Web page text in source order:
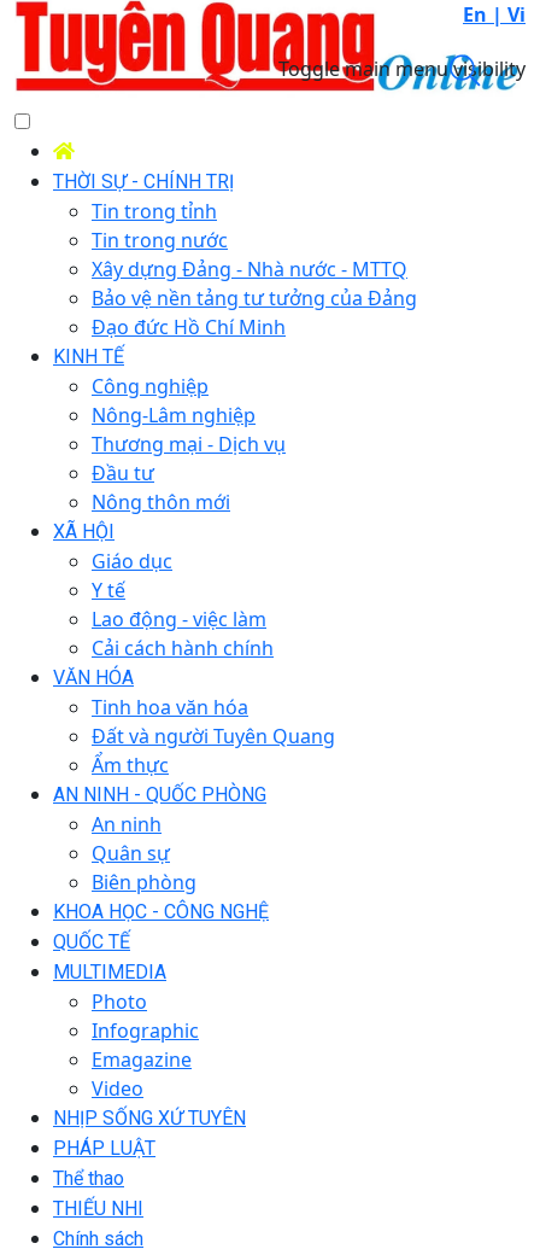
En | Vi
Toggle main menu visibility
THỜI SỰ - CHÍNH TRỊ
Tin trong tỉnh
Tin trong nước
Xây dựng Đảng - Nhà nước - MTTQ
Bảo vệ nền tảng tư tưởng của Đảng
Đạo đức Hồ Chí Minh
KINH TẾ
Công nghiệp
Nông-Lâm nghiệp
Thương mại - Dịch vụ
Đầu tư
Nông thôn mới
XÃ HỘI
Giáo dục
Y tế
Lao động - việc làm
Cải cách hành chính
VĂN HÓA
Tinh hoa văn hóa
Đất và người Tuyên Quang
Ẩm thực
AN NINH - QUỐC PHÒNG
An ninh
Quân sự
Biên phòng
KHOA HỌC - CÔNG NGHỆ
QUỐC TẾ
MULTIMEDIA
Photo
Infographic
Emagazine
Video
NHỊP SỐNG XỨ TUYÊN
PHÁP LUẬT
Thể thao
THIẾU NHI
Chính sách